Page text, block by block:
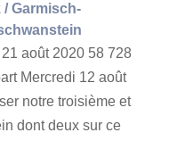
Garmisch-
août 2020 58 728
Mercredi 12 août
notre troisième et
dont deux sur ce